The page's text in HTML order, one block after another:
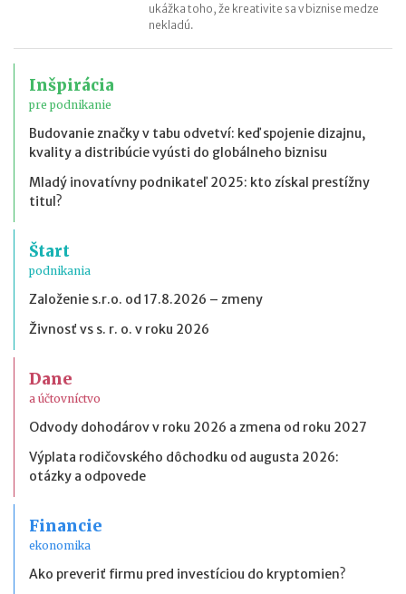
ukážka toho, že kreativite sa v biznise medze
nekladú.
Inšpirácia
pre podnikanie
Budovanie značky v tabu odvetví: keď spojenie dizajnu,
kvality a distribúcie vyústi do globálneho biznisu
Mladý inovatívny podnikateľ 2025: kto získal prestížny
titul?
Štart
podnikania
Založenie s.r.o. od 17.8.2026 – zmeny
Živnosť vs s. r. o. v roku 2026
Dane
a účtovníctvo
Odvody dohodárov v roku 2026 a zmena od roku 2027
Výplata rodičovského dôchodku od augusta 2026:
otázky a odpovede
Financie
ekonomika
Ako preveriť firmu pred investíciou do kryptomien?